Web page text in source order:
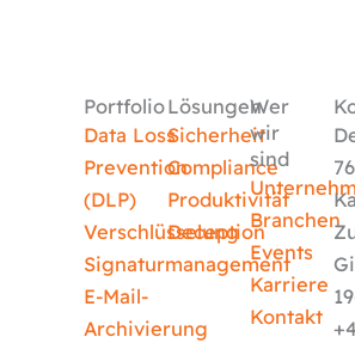
Portfolio
Data Loss
Prevention
(DLP)
Verschlüsselung
Signaturmanagement
E-Mail-
Archivierung
Lösungen
Sicherheit
Compliance
Produktivität
Deception
Wer
wir
sind
Branchen
Events
Karriere
Kontakt